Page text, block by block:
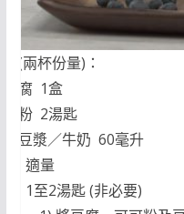
(兩杯份量)：
豆腐 1盒
可粉 2湯匙
鈣豆漿／牛奶 60毫升
莓 適量
糖 1至2湯匙 (非必要)